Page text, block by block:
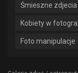
Śmieszne
Kobiety w
Foto manipulacje